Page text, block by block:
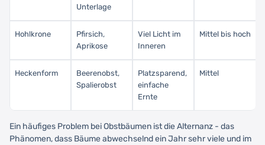
Unterlage
Hohlkrone
Pfirsich,
Aprikose
Viel Licht im
Inneren
Mittel bis hoch
Heckenform
Beerenobst,
Spalierobst
Platzsparend,
einfache
Ernte
Mittel
Ein häufiges Problem bei Obstbäumen ist die Alternanz - das
Phänomen, dass Bäume abwechselnd ein Jahr sehr viele und im